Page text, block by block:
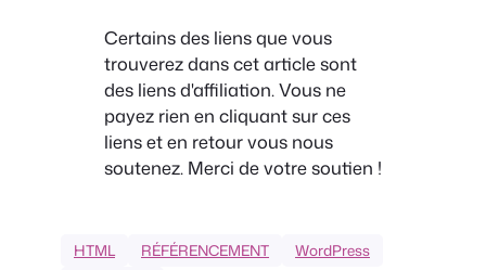
Certains des liens que vous
trouverez dans cet article sont
des liens d'affiliation. Vous ne
payez rien en cliquant sur ces
liens et en retour vous nous
soutenez. Merci de votre soutien !
HTML RÉFÉRENCEMENT
WordPress